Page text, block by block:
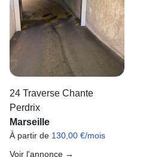
24 Traverse Chante
Perdrix
Marseille
À partir de 130,00 €/mois
Voir l'annonce →